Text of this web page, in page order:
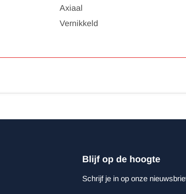
Axiaal
Vernikkeld
Blijf op de hoogte
Schrijf je in op onze